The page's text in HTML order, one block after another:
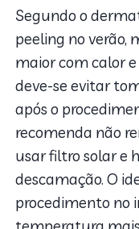
Segundo o
peeling no verão,
maior com calor e
deve-se evitar
após o
recomenda não
usar filtro solar e
descamação. O
procedimento no